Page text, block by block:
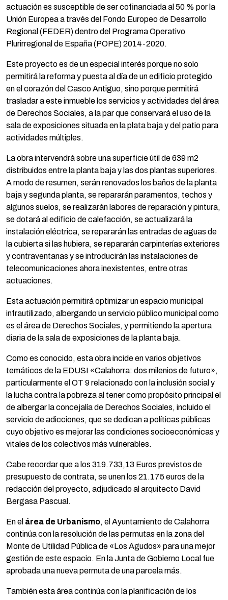
actuación es susceptible de ser cofinanciada al 50 % por la
Unión Europea a través del Fondo Europeo de Desarrollo
Regional (FEDER) dentro del Programa Operativo
Plurirregional de España (POPE) 2014-2020.
Este proyecto es de un especial interés porque no solo
permitirá la reforma y puesta al día de un edificio protegido
en el corazón del Casco Antiguo, sino porque permitirá
trasladar a este inmueble los servicios y actividades del área
de Derechos Sociales, a la par que conservará el uso de la
sala de exposiciones situada en la plata baja y del patio para
actividades múltiples.
La obra intervendrá sobre una superficie útil de 639 m2
distribuidos entre la planta baja y las dos plantas superiores.
A modo de resumen, serán renovados los baños de la planta
baja y segunda planta, se repararán paramentos, techos y
algunos suelos, se realizarán labores de reparación y pintura,
se dotará al edificio de calefacción, se actualizará la
instalación eléctrica, se repararán las entradas de aguas de
la cubierta si las hubiera, se repararán carpinterías exteriores
y contraventanas y se introducirán las instalaciones de
telecomunicaciones ahora inexistentes, entre otras
actuaciones.
Esta actuación permitirá optimizar un espacio municipal
infrautilizado, albergando un servicio público municipal como
es el área de Derechos Sociales, y permitiendo la apertura
diaria de la sala de exposiciones de la planta baja.
Como es conocido, esta obra incide en varios objetivos
temáticos de la EDUSI «Calahorra: dos milenios de futuro»,
particularmente el OT 9 relacionado con la inclusión social y
la lucha contra la pobreza al tener como propósito principal el
de albergar la concejalía de Derechos Sociales, incluido el
servicio de adicciones, que se dedican a políticas públicas
cuyo objetivo es mejorar las condiciones socioeconómicas y
vitales de los colectivos más vulnerables.
Cabe recordar que a los 319.733,13 Euros previstos de
presupuesto de contrata, se unen los 21.175 euros de la
redacción del proyecto, adjudicado al arquitecto David
Bergasa Pascual.
En el área de Urbanismo, el Ayuntamiento de Calahorra
continúa con la resolución de las permutas en la zona del
Monte de Utilidad Pública de «Los Agudos» para una mejor
gestión de este espacio. En la Junta de Gobierno Local fue
aprobada una nueva permuta de una parcela más.
También esta área continúa con la planificación de los